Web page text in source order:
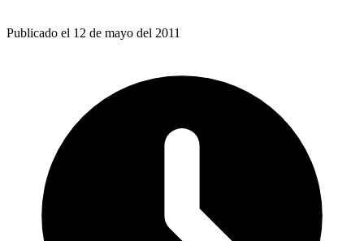
Publicado el 12 de mayo del 2011